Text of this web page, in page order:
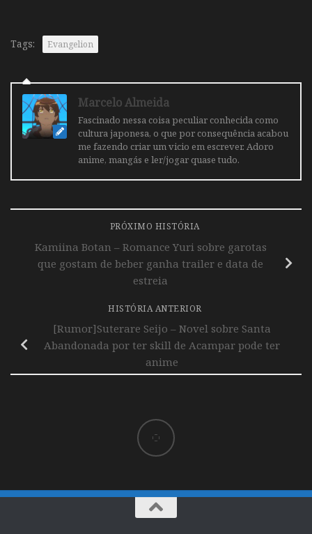
Tags: Evangelion
Marcelo Almeida
Fascinado nessa coisa peculiar conhecida como
cultura japonesa, o que por consequência acabou
me fazendo criar um vicio em escrever. Adoro
anime, mangás e ler/jogar quase tudo.
PRÓXIMO HISTÓRIA
Kamiina Botan – Romance Yuri sobre garotas
que gostam de beber ganha trailer e data de
estreia
HISTÓRIA ANTERIOR
[Rumor]Suterare Seijo – Novel sobre Santa
Abandonada por ter skill de Acampar pode ter
anime